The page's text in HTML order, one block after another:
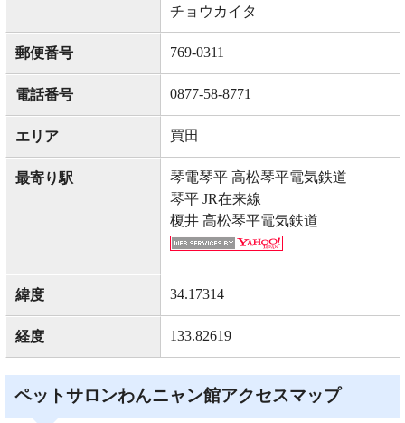
チョウカイタ
郵便番号 769-0311
電話番号 0877-58-8771
エリア 買田
最寄り駅
琴電琴平 高松琴平電気鉄道
琴平 JR在来線
榎井 高松琴平電気鉄道
緯度 34.17314
経度 133.82619
ペットサロンわんニャン館アクセスマップ